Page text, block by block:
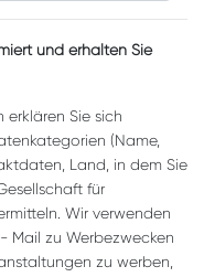
und erhalten Sie
Sie sich
(Name,
Land, in dem Sie
für
Wir verwenden
Mail zu Werbezwecken
zu werben,